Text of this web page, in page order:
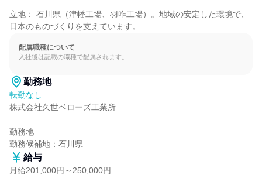
立地： 石川県（津幡工場、羽咋工場）。地域の安定した環境で、
日本のものづくりを支えています。
配属職種について
入社後は記載の職種で配属されます。
勤務地
転勤なし
株式会社久世ベローズ工業所
勤務地
勤務候補地：石川県
給与
月給201,000円～250,000円